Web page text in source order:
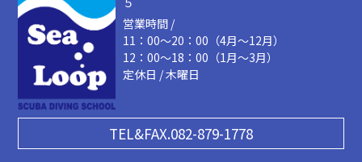
営業時間 /
11：00～20：00（4月～12月）
12：00～18：00（1月～3月）
定休日 / 木曜日
TEL&FAX.082-879-1778